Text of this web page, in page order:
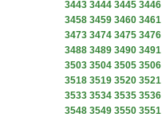
3443 3444 3445 3446
3458 3459 3460 3461
3473 3474 3475 3476
3488 3489 3490 3491
3503 3504 3505 3506
3518 3519 3520 3521
3533 3534 3535 3536
3548 3549 3550 3551